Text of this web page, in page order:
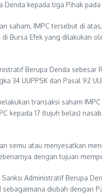
kepada tiga Pihak
saham, IMPC tersebut di
Bursa Efek yang dilakukan
Berupa Denda
34 UUPPSK dan Pasal 92
transaksi saham
kepada 17 (tujuh belas)
semu atau menyesatkan
dengan tujuan
Sanksi Administratif Berupa
diubah dengan